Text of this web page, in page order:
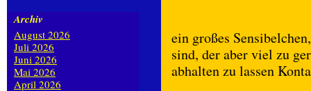
ein großes
sind, der aber viel zu
abhalten zu lassen
Archiv
August 2026
Juli 2026
Juni 2026
Mai 2026
April 2026